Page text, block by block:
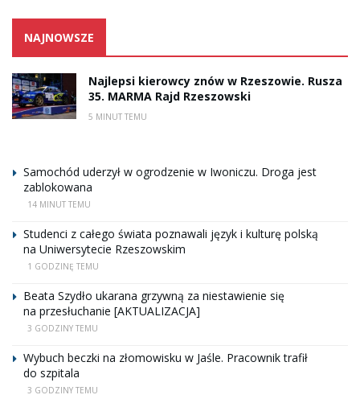
NAJNOWSZE
Najlepsi kierowcy znów w Rzeszowie. Rusza
35. MARMA Rajd Rzeszowski
5 MINUT TEMU
Samochód uderzył w ogrodzenie w Iwoniczu. Droga jest
zablokowana
14 MINUT TEMU
Studenci z całego świata poznawali język i kulturę polską
na Uniwersytecie Rzeszowskim
1 GODZINĘ TEMU
Beata Szydło ukarana grzywną za niestawienie się
na przesłuchanie [AKTUALIZACJA]
3 GODZINY TEMU
Wybuch beczki na złomowisku w Jaśle. Pracownik trafił
do szpitala
3 GODZINY TEMU